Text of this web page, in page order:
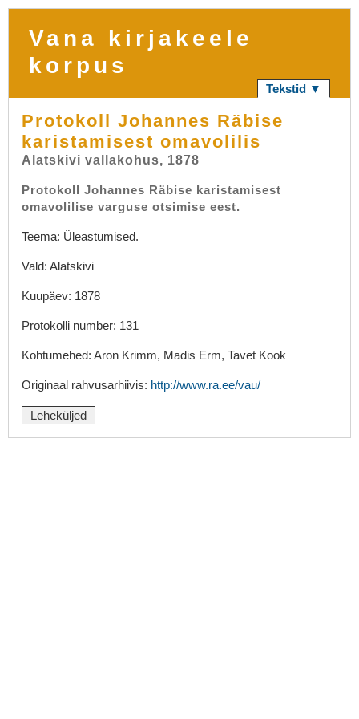
Vana kirjakeele
korpus
Tekstid ▼
Protokoll Johannes Räbise
karistamisest omavolilis
Alatskivi vallakohus, 1878
Protokoll Johannes Räbise karistamisest
omavolilise varguse otsimise eest.
Teema: Üleastumised.
Vald: Alatskivi
Kuupäev: 1878
Protokolli number: 131
Kohtumehed: Aron Krimm, Madis Erm, Tavet Kook
Originaal rahvusarhiivis: http://www.ra.ee/vau/
Leheküljed